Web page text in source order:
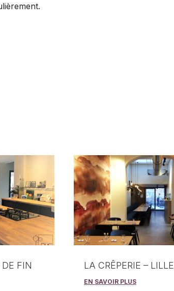
FIN LA CRÊPERIE – LILLE
EN SAVOIR PLUS